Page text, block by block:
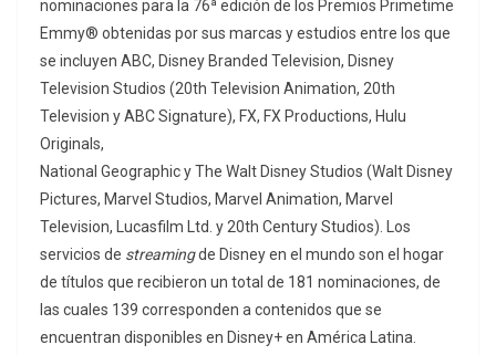
nominaciones para la 76ª edición de los Premios Primetime
Emmy® obtenidas por sus marcas y estudios entre los que
se incluyen ABC, Disney Branded Television, Disney
Television Studios (20th Television Animation, 20th
Television y ABC Signature), FX, FX Productions, Hulu
Originals,
National Geographic y The Walt Disney Studios (Walt Disney
Pictures, Marvel Studios, Marvel Animation, Marvel
Television, Lucasfilm Ltd. y 20th Century Studios). Los
servicios de streamingde Disney en el mundo son el hogar
de títulos que recibieron un total de 181 nominaciones, de
las cuales 139 corresponden a contenidos que se
encuentran disponibles en Disney+ en América Latina.